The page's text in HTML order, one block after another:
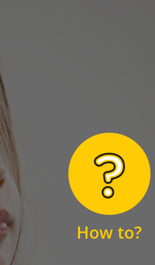
How to?
Hier finden Sie